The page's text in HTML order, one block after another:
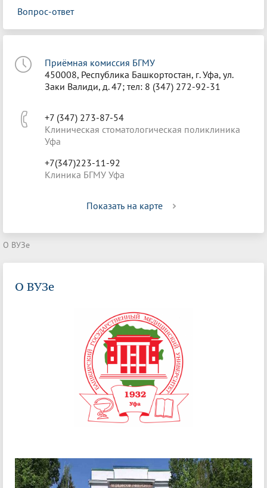
Вопрос-ответ
Приёмная комиссия БГМУ
450008, Республика Башкортостан, г. Уфа, ул.
Заки Валиди, д. 47; тел: 8 (347) 272-92-31
+7 (347) 273-87-54
Клиническая стоматологическая поликлиника
Уфа
+7(347)223-11-92
Клиника БГМУ Уфа
Показать на карте
О ВУЗе
О ВУЗе